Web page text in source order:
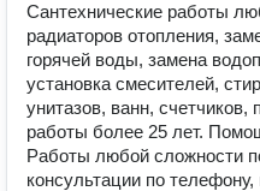
Сантехнические работы
радиаторов отопления,
горячей воды, замена
установка смесителей,
унитазов, ванн,
работы более 25 лет.
Работы любой сложности
консультации по